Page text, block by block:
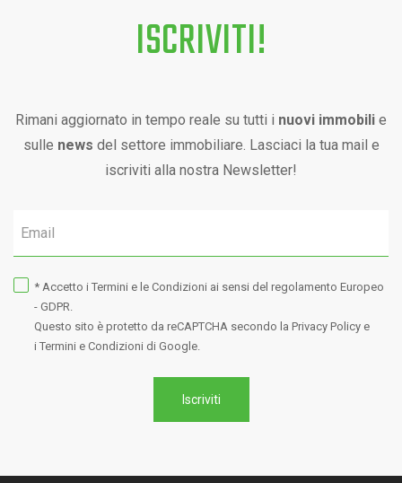
ISCRIVITI!
Rimani aggiornato in tempo reale su tutti i nuovi immobili e
sulle news del settore immobiliare. Lasciaci la tua mail e
iscriviti alla nostra Newsletter!
* Accetto iTermini e le Condizioni ai sensi del regolamento Europeo
- GDPR.
Questo sito è protetto da reCAPTCHA secondo laPrivacy Policy e
i Termini e Condizioni di Google.
Iscriviti